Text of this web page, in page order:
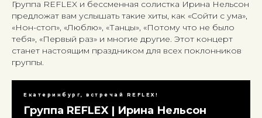
Группа REFLEX и бессменная солистка Ирина Нельсон
предложат вам услышать такие хиты, как «Сойти с ума»,
«Нон-стоп», «Люблю», «Танцы», «Потому что не было
тебя», «Первый раз» и многие другие. Этот концерт
станет настоящим праздником для всех поклонников
группы.
Екатеринбург, встречай REFLEX!
Группа REFLEX | Ирина Нельсон